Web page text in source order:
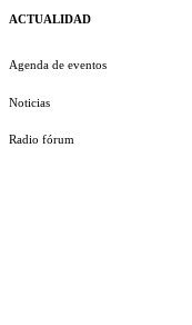
ACTUALIDAD
Agenda de eventos
Noticias
Radio fórum